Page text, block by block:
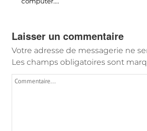
Laisser un commentaire
Votre adresse de messagerie ne
Les champs obligatoires sont